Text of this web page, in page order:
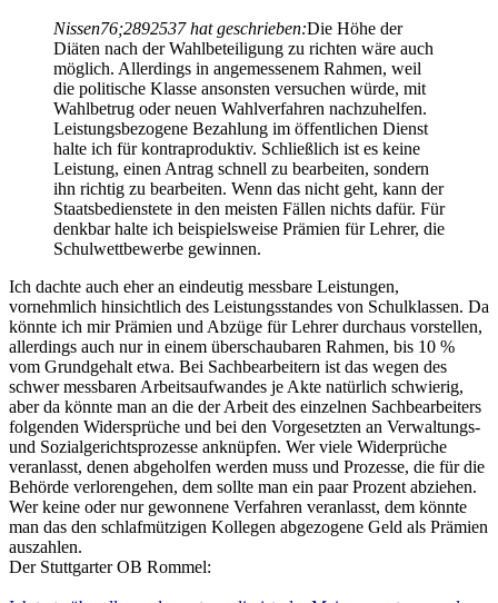
könnte ich mir Prämien und Abzüge für Lehrer durchaus vorstellen,
allerdings auch nur in einem überschaubaren Rahmen, bis 10 %
vom Grundgehalt etwa. Bei Sachbearbeitern ist das wegen des
schwer messbaren Arbeitsaufwandes je Akte natürlich schwierig,
aber da könnte man an die der Arbeit des einzelnen Sachbearbeiters
folgenden Widersprüche und bei den Vorgesetzten an Verwaltungs-
und Sozialgerichtsprozesse anknüpfen. Wer viele Widerprüche
veranlasst, denen abgeholfen werden muss und Prozesse, die für die
Behörde verlorengehen, dem sollte man ein paar Prozent abziehen.
Wer keine oder nur gewonnene Verfahren veranlasst, dem könnte
man das den schlafmützigen Kollegen abgezogene Geld als Prämien
auszahlen.
Der Stuttgarter OB Rommel:
Ich trete überall, wo das notwendig ist, der Meinung entgegen, der
Umstand, dass die Diktatur zu allem fähig war, berechtige dazu, die
Demokratie zu allem unfähig zu machen.
Nach oben
AlexRE
Administrator
Beiträge: 29382
Registriert:16.12.2008, 16:24
Kontaktdaten:
Kontaktdaten von AlexRE
Website